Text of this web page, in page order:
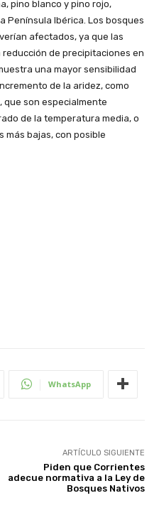
pino blanco y pino rojo,
Península Ibérica. Los bosques
afectados, ya que las
de precipitaciones en
una mayor sensibilidad
de la aridez, como
que son especialmente
de la temperatura media, o
más bajas, con posible
WhatsApp
ARTÍCULO SIGUIENTE
Piden que Corrientes
adecue normativa a la Ley de
Bosques Nativos